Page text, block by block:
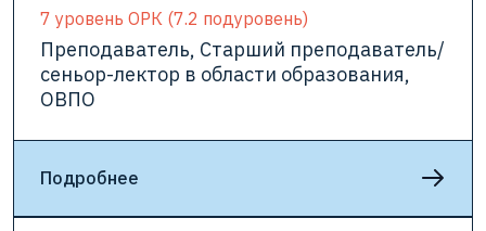
7 уровень ОРК (7.2 подуровень)
Преподаватель, Старший преподаватель/
сеньор-лектор в области образования,
ОВПО
Подробнее